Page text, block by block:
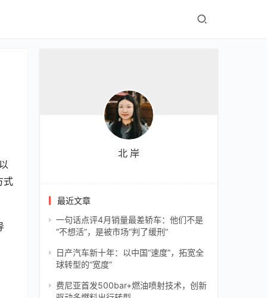
式
北 岸
最近文章
一句话点评4月销量最差轿车：他们不是
“不想活”，是被市场“判了缓刑”
日产汽车新十年：以中国“速度”，拓宽全
球转型的“宽度”
费尼亚首发500bar+燃油喷射技术，创新